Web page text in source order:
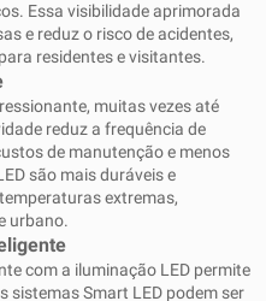
Essa visibilidade aprimorada
e reduz o risco de acidentes,
residentes e visitantes.
muitas vezes até
reduz a frequência de
de manutenção e menos
são mais duráveis ​​e
extremas,
urbano.
com a iluminação LED permite
sistemas Smart LED podem ser